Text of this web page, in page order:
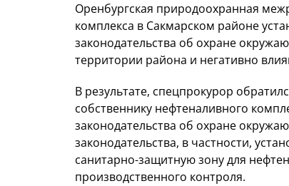
Оренбургская природоохранная
комплекса в Сакмарском районе
законодательства об охране
территории района и негативно
В результате, спецпрокурор
собственнику нефтеналивного
законодательства об охране
законодательства, в частности,
санитарно-защитную зону для
производственного контроля.